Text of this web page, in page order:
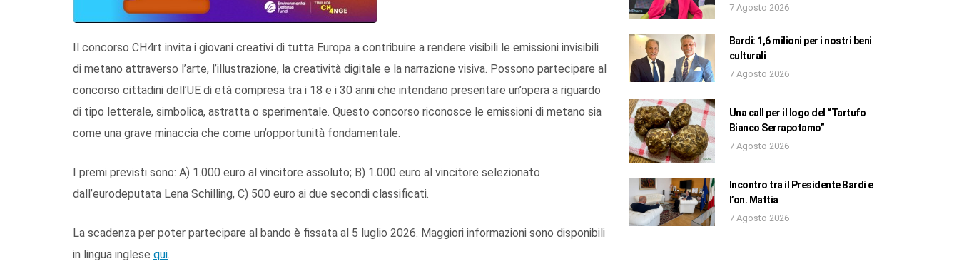
Il concorso CH4rt invita i giovani creativi di tutta Europa a contribuire a rendere visibili le emissioni invisibili
di metano attraverso l’arte, l’illustrazione, la creatività digitale e la narrazione visiva. Possono partecipare al
concorso cittadini dell’UE di età compresa tra i 18 e i 30 anni che intendano presentare un’opera a riguardo
di tipo letterale, simbolica, astratta o sperimentale. Questo concorso riconosce le emissioni di metano sia
come una grave minaccia che come un’opportunità fondamentale.
I premi previsti sono: A) 1.000 euro al vincitore assoluto; B) 1.000 euro al vincitore selezionato
dall’eurodeputata Lena Schilling, C) 500 euro ai due secondi classificati.
La scadenza per poter partecipare al bando è fissata al 5 luglio 2026. Maggiori informazioni sono disponibili
in lingua inglese qui.
7 Agosto 2026
Bardi: 1,6 milioni per i nostri beni
culturali
7 Agosto 2026
Una call per il logo del “Tartufo
Bianco Serrapotamo”
7 Agosto 2026
Incontro tra il Presidente Bardi e
l’on. Mattia
7 Agosto 2026